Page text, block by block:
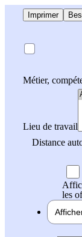
Imprimer
Métier,
Lieu de travail
Distance
les